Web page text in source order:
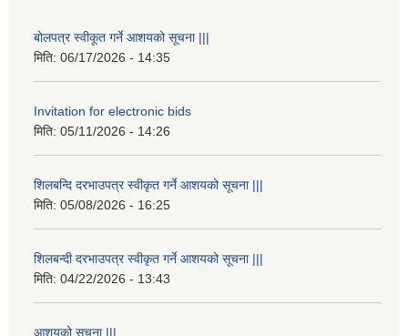
बोलपत्र स्वीकूत गर्ने आशयको सूचना |||
मिति: 06/17/2026 - 14:35
Invitation for electronic bids
मिति: 05/11/2026 - 14:26
शिलबन्दि दरभाउपत्र स्वीकृत गर्ने आशयको सूचना |||
मिति: 05/08/2026 - 16:25
शिलबन्दी दरभाउपत्र स्वीकृत गर्ने आशयको सूचना |||
मिति: 04/22/2026 - 13:43
आशयको सूचना |||